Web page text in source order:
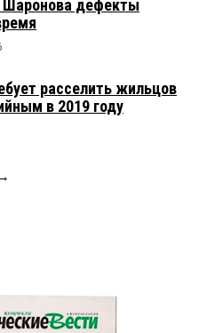
Шаронова дефекты
расселить жильцов
в 2019 году